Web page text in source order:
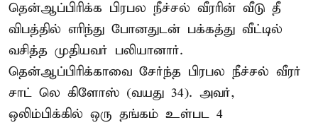
தென்ஆப்பிரிக்க பிரபல நீச்சல் வீரரின் வீடு தீ
விபத்தில் எரிந்து போனதுடன் பக்கத்து வீட்டில்
வசித்த முதியவர் பலியானார்.
தென்ஆப்பிரிக்காவை சேர்ந்த பிரபல நீச்சல் வீரர்
சாட் லெ கிளோஸ் (வயது 34). அவர்,
ஒலிம்பிக்கில் ஒரு தங்கம் உள்பட 4